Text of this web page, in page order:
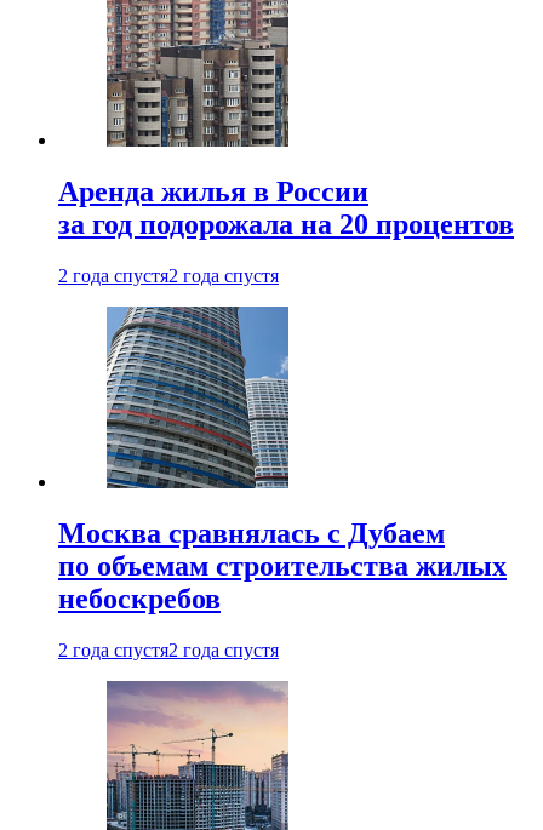
Аренда жилья в России
за год подорожала на 20 процентов
2 года спустя2 года спустя
Москва сравнялась с Дубаем
по объемам строительства жилых
небоскребов
2 года спустя2 года спустя